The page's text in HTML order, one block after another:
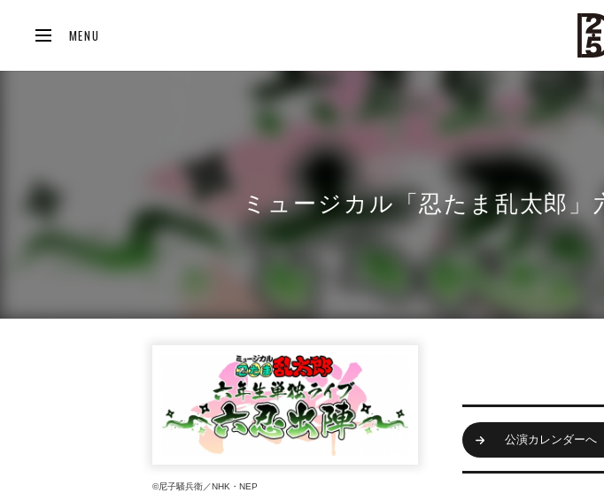
MENU
ミュージカル「忍たま乱太郎
©尼子騒兵衛／NHK・NEP
公演カレンダーへ